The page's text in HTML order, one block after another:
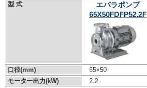
型 式
エバラポンプ
65X50FDFP52.2F
口径(mm)
65×50
モーター出力(kW)
2.2